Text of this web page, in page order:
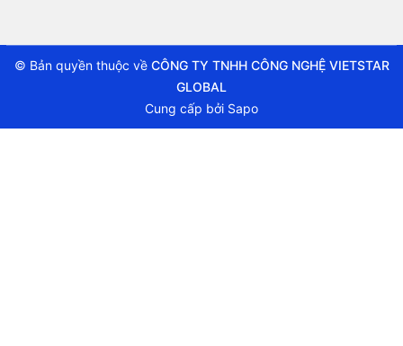
© Bản quyền thuộc về CÔNG TY TNHH CÔNG NGHỆ VIETSTAR
GLOBAL
Cung cấp bởi Sapo